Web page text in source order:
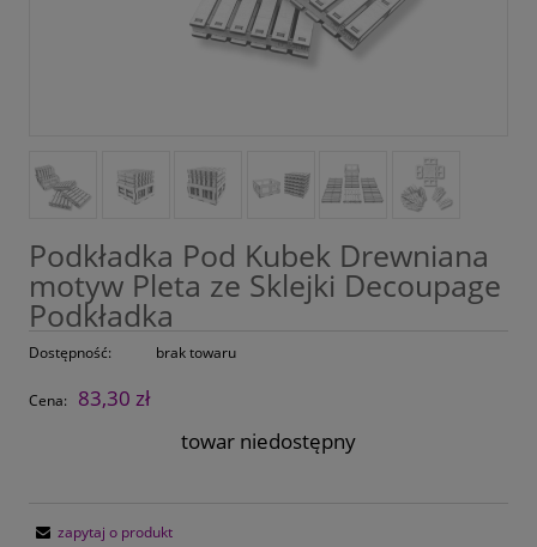
Podkładka Pod Kubek Drewniana
motyw Pleta ze Sklejki Decoupage
Podkładka
Dostępność: brak towaru
Cena:
83,30 zł
towar niedostępny
zapytaj o produkt